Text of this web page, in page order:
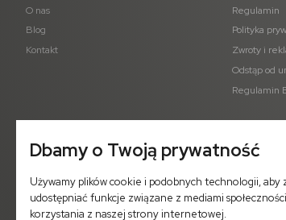
O nas
Blog
Kontakt
Regulamin
Polityka
Zwroty i
Odstąp od
Regulamin
Dbamy o Twoją prywatność
Używamy plików cookie i podobnych technologii,
udostępniać funkcje związane z mediami
korzystania z naszej strony internetowej.